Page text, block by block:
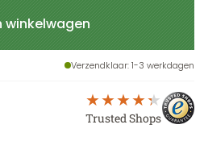
winkelwagen
Verzendklaar: 1-3 werkdagen
Trusted Shops